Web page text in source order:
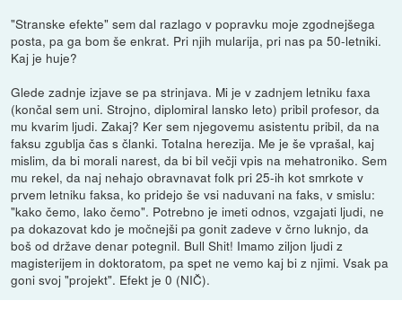
"Stranske efekte" sem dal razlago v popravku moje zgodnejšega
posta, pa ga bom še enkrat. Pri njih mularija, pri nas pa 50-letniki.
Kaj je huje?
Glede zadnje izjave se pa strinjava. Mi je v zadnjem letniku faxa
(končal sem uni. Strojno, diplomiral lansko leto) pribil profesor, da
mu kvarim ljudi. Zakaj? Ker sem njegovemu asistentu pribil, da na
faksu zgublja čas s članki. Totalna herezija. Me je še vprašal, kaj
mislim, da bi morali narest, da bi bil večji vpis na mehatroniko. Sem
mu rekel, da naj nehajo obravnavat folk pri 25-ih kot smrkote v
prvem letniku faksa, ko pridejo še vsi naduvani na faks, v smislu:
"kako čemo, lako čemo". Potrebno je imeti odnos, vzgajati ljudi, ne
pa dokazovat kdo je močnejši pa gonit zadeve v črno luknjo, da
boš od države denar potegnil. Bull Shit! Imamo ziljon ljudi z
magisterijem in doktoratom, pa spet ne vemo kaj bi z njimi. Vsak pa
goni svoj "projekt". Efekt je 0 (NIČ).